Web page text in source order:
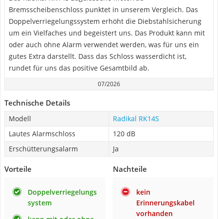
Bremsscheibenschloss punktet in unserem Vergleich. Das
Doppelverriegelungssystem erhöht die Diebstahlsicherung
um ein Vielfaches und begeistert uns. Das Produkt kann mit
oder auch ohne Alarm verwendet werden, was für uns ein
gutes Extra darstellt. Dass das Schloss wasserdicht ist,
rundet für uns das positive Gesamtbild ab.
07/2026
Technische Details
Modell
Radikal RK14S
Lautes Alarmschloss
120 dB
Erschütterungsalarm
Ja
Vorteile
Doppelverriegelungs
system
Nachteile
kein
Erinnerungskabel
vorhanden